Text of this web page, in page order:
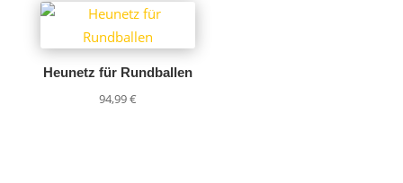
Heunetz für Rundballen
94,99€